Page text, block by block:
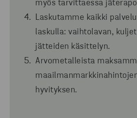
myös tarvittaessa
Laskutamme kaikki
laskulla: vaihtolavan,
jätteiden käsittelyn.
Arvometalleista
hyvityksen.